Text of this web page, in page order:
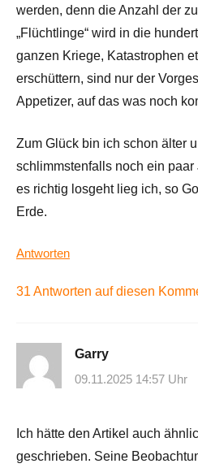
werden, denn die Anzahl der
„Flüchtlinge“ wird in die
ganzen Kriege, Katastrophen
erschüttern, sind nur der
Appetizer, auf das was noch
Zum Glück bin ich schon älter
schlimmstenfalls noch ein
es richtig losgeht lieg ich, so
Erde.
Antworten
31 Antworten auf diesen
Garry
09.11.2025 14:57 Uhr
Ich hätte den Artikel auch
geschrieben. Seine